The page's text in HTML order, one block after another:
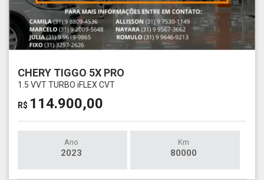
CHERY TIGGO 5X PRO
1.5 VVT TURBO iFLEX CVT
R$ 114.900,00
Ano
2023
Km
80000